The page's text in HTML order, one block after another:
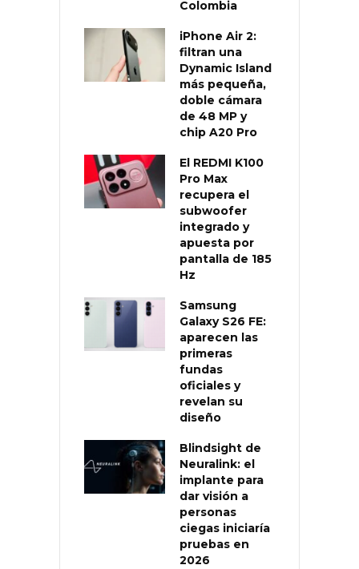
Colombia
iPhone Air 2:
filtran una
Dynamic Island
más pequeña,
doble cámara
de 48 MP y
chip A20 Pro
El REDMI K100
Pro Max
recupera el
subwoofer
integrado y
apuesta por
pantalla de 185
Hz
Samsung
Galaxy S26 FE:
aparecen las
primeras
fundas
oficiales y
revelan su
diseño
Blindsight de
Neuralink: el
implante para
dar visión a
personas
ciegas iniciaría
pruebas en
2026